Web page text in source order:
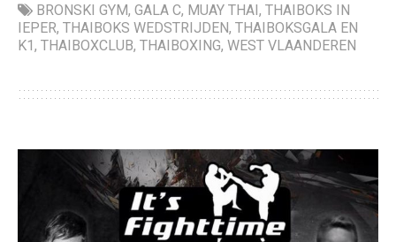
BRONSKI GYM, GALA C, MUAY THAI, THAIBOKS IN
IEPER, THAIBOKS WEDSTRIJDEN, THAIBOKSGALA EN
K1, THAIBOXCLUB, THAIBOXING, WEST VLAANDEREN